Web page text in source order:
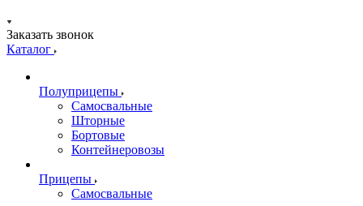
Заказать звонок
Каталог
Полуприцепы
Самосвальные
Шторные
Бортовые
Контейнеровозы
Прицепы
Самосвальные